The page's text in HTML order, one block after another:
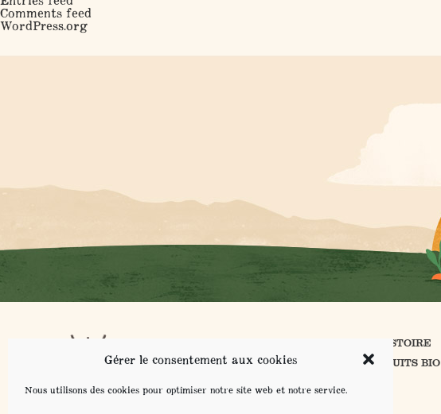
Gérer le consentement aux cookies
Nous utilisons des cookies pour optimiser notre site web et notre service.
Comments feed
WordPress.org
NOTRE HISTOIRE
NOS PRODUITS BIO